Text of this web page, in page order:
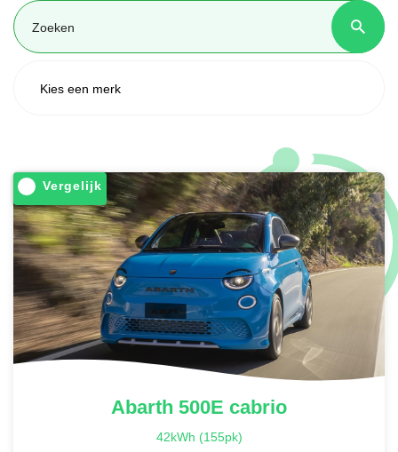
Vergelijk
Abarth 500E cabrio
42kWh (155pk)